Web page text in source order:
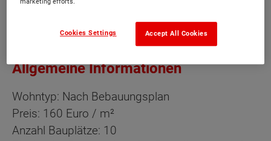
Allgemeine Informationen
Wohntyp: Nach Bebauungsplan
Preis: 160 Euro / m²
Anzahl Bauplätze: 10
marketing efforts.
Accept All Cookies
Cookies Settings